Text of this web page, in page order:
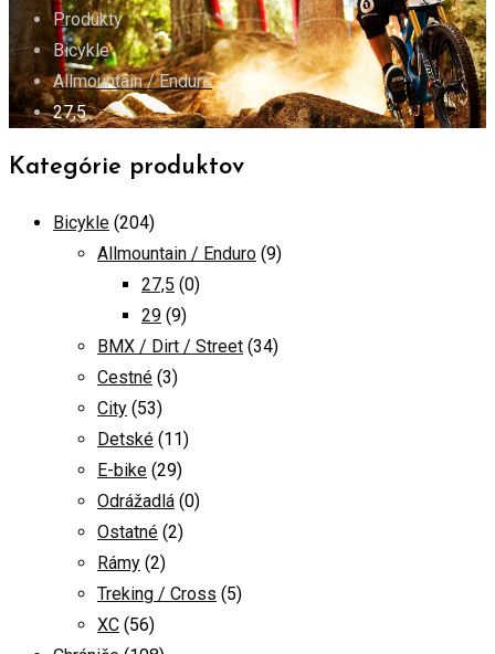
Produkty
Bicykle
Allmountain / Enduro
27,5
Kategórie produktov
Bicykle (204)
Allmountain / Enduro (9)
27,5 (0)
29 (9)
BMX / Dirt / Street (34)
Cestné (3)
City (53)
Detské (11)
E-bike (29)
Odrážadlá (0)
Ostatné (2)
Rámy (2)
Treking / Cross (5)
XC (56)